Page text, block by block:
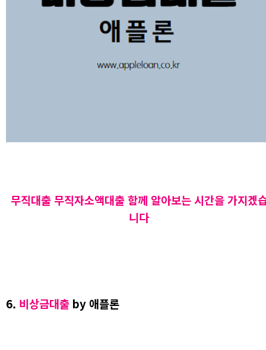
무직대출 무직자소액대출 함께 알아보는 시간을 가지겠
니다
6. 비상금대출 by 애플론